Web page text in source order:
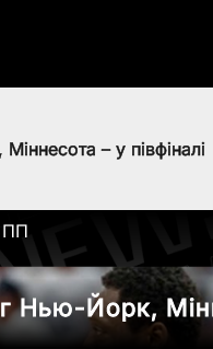
– у півфіналі
ПП
Йорк,